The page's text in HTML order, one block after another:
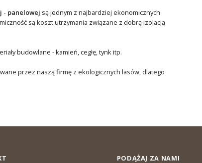
- panelowej są jednym z najbardziej ekonomicznych
są koszt utrzymania związane z dobrą izolacją
budowlane - kamień, cegłę, tynk itp.
przez naszą firmę z ekologicznych lasów, dlatego
PODĄŻAJ ZA NAMI